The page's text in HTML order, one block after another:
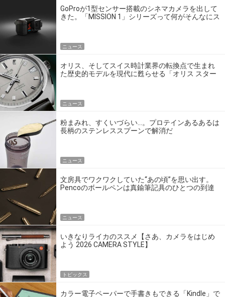
GoProが1型センサー搭載のシネマカメラを出して
きた。「MISSION 1」シリーズって何がそんなにス
ニュース
オリス、そしてスイス時計業界の転換点で生まれ
た歴史的モデルを現代に甦らせる「オリス スター
ニュース
粉まみれ、すくいづらい…。プロテインあるあるは
長柄のステンレススプーンで解消だ
ニュース
文房具でワクワクしていた“あの頃”を思い出す。
Pencoのボールペンは真鍮筆記具のひとつの到達
ニュース
いきなりライカのススメ【さあ、カメラをはじめ
よう 2026 CAMERA STYLE】
トピックス
カラー電子ペーパーで手書きもできる「Kindle」で